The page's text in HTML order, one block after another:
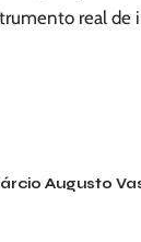
real de
Augusto